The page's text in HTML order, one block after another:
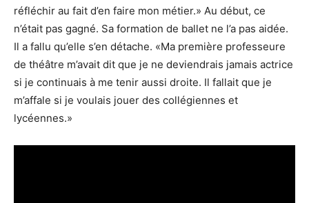
réfléchir au fait d’en faire mon métier.» Au début, ce
n’était pas gagné. Sa formation de ballet ne l’a pas aidée.
Il a fallu qu’elle s’en détache. «Ma première professeure
de théâtre m’avait dit que je ne deviendrais jamais actrice
si je continuais à me tenir aussi droite. Il fallait que je
m’affale si je voulais jouer des collégiennes et
lycéennes.»